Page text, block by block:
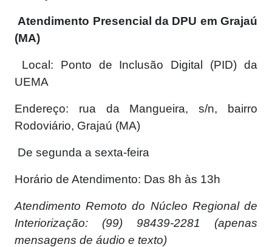
Atendimento Presencial da DPU em Grajaú
(MA)
Local: Ponto de Inclusão Digital (PID) da
UEMA
Endereço: rua da Mangueira, s/n, bairro
Rodoviário, Grajaú (MA)
De segunda a sexta-feira
Horário de Atendimento: Das 8h às 13h
Atendimento Remoto do Núcleo Regional de
Interiorização: (99) 98439-2281 (apenas
mensagens de áudio e texto)